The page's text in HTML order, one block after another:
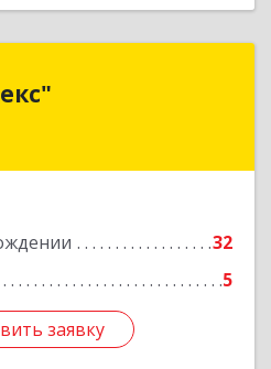
32
5
заявку
край, Лермонтов г,
заявку